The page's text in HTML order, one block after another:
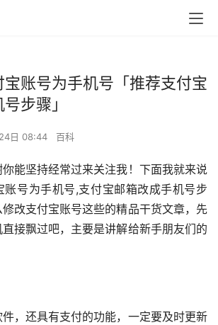
账号为手机号「推荐支付宝
步骤」
日 08:44 百科
能坚持经常过来关注我！下面我就来说
账号为手机号,支付宝邮箱改成手机号步
改支付宝账号这些的精品干货文章，先
接飘过吧，主要是讲解给新手朋友们的
，还具有支付的功能，一定要及时更新